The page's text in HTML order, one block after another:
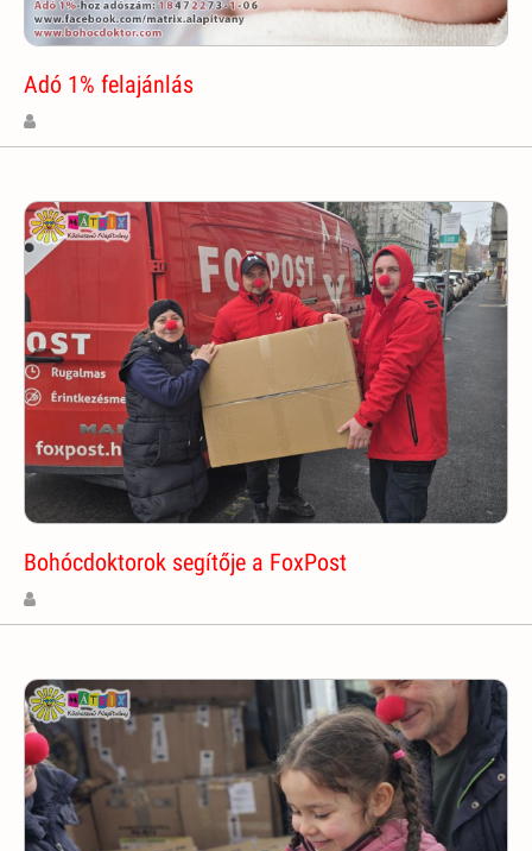
Adó 1% felajánlás
Bohócdoktorok segítője a FoxPost